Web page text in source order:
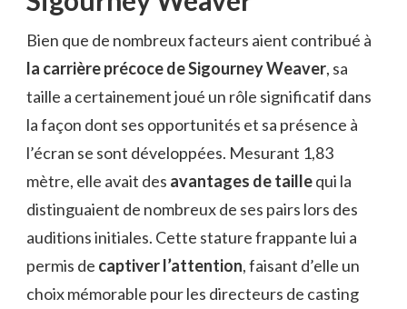
Bien que de nombreux facteurs aient contribué à
la carrière précoce de Sigourney Weaver, sa
taille a certainement joué un rôle significatif dans
la façon dont ses opportunités et sa présence à
l’écran se sont développées. Mesurant 1,83
mètre, elle avait des avantages de taillequi la
distinguaient de nombreux de ses pairs lors des
auditions initiales. Cette stature frappante lui a
permis de captiver l’attention, faisant d’elle un
choix mémorable pour les directeurs de casting